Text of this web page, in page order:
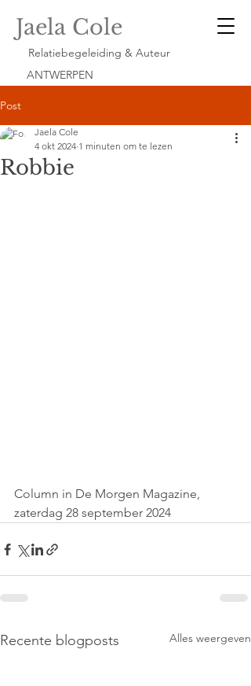
Jaela Cole
Relatiebegeleiding & Auteur
ANTWERPEN
Post
Robbie
Jaela Cole
4 okt 2024 1 minuten om te lezen
Column in De Morgen Magazine,
zaterdag 28 september 2024
Recente blogposts Alles weergeven